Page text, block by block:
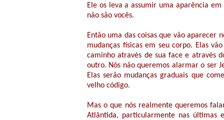
Ele os leva a assumir uma aparência
não são vocês.
Então uma das coisas que vão aparecer
mudanças físicas em seu corpo. Elas
caminho através de sua face e através
outro. Nós não queremos alarmar o ser
Elas serão mudanças graduais que
velho código.
Mas o que nós realmente queremos
Atlântida, particularmente nas últimas